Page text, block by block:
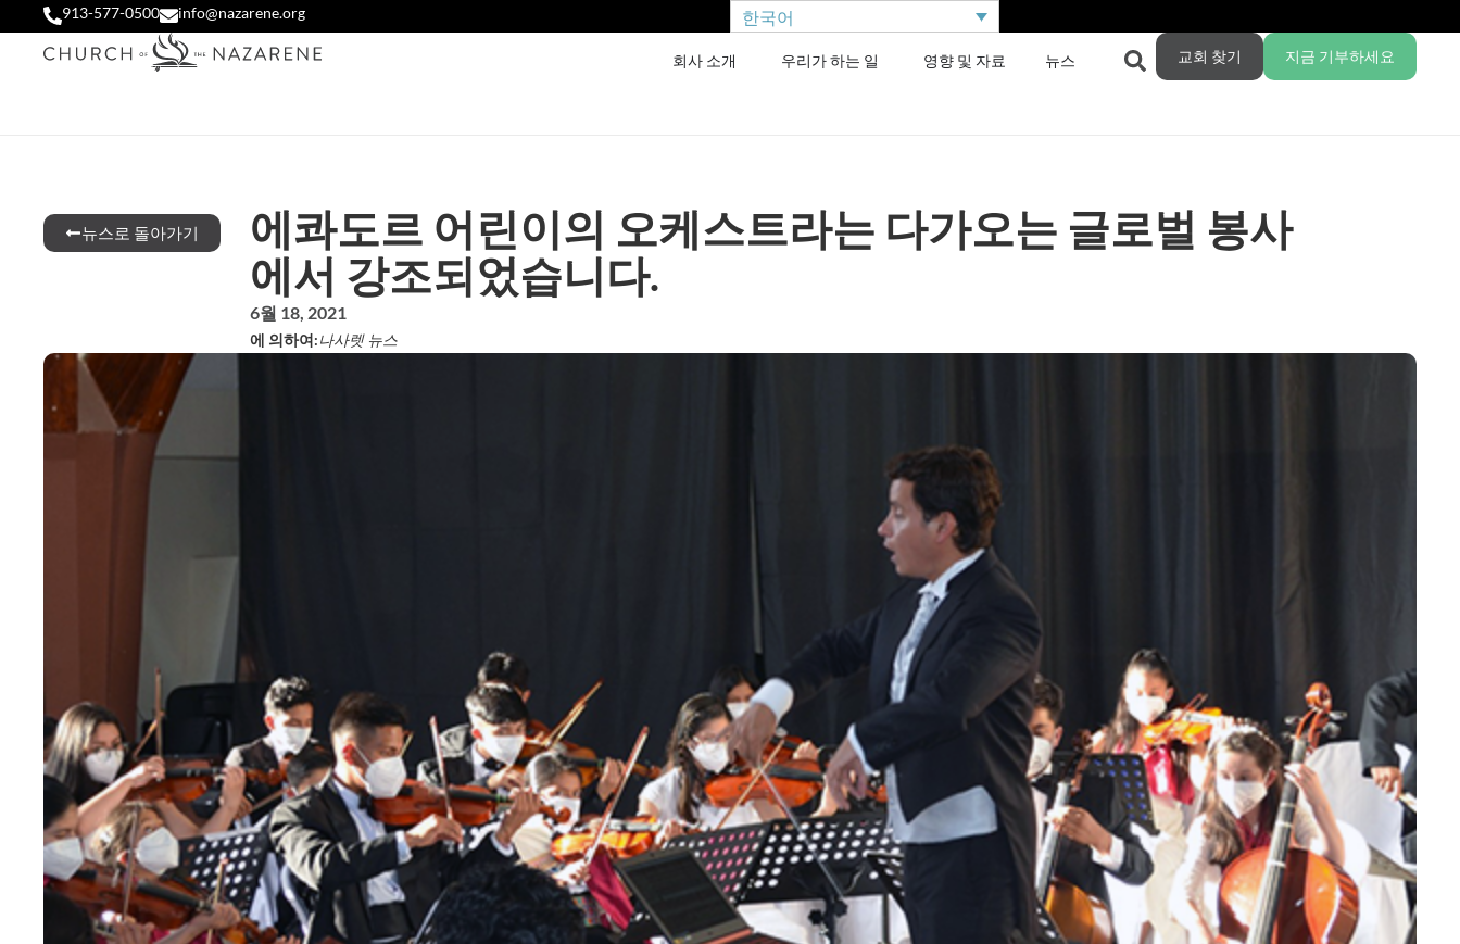
913-577-0500 info@nazarene.org 한국어
회사 소개 우리가 하는 일 영향 및 자료 뉴스 교회 찾기 지금 기부하세요
뉴스로 돌아가기
에콰도르 어린이의 오케스트라는 다가오는 글로벌 봉사
에서 강조되었습니다.
6월 18, 2021
에 의하여:나사렛 뉴스